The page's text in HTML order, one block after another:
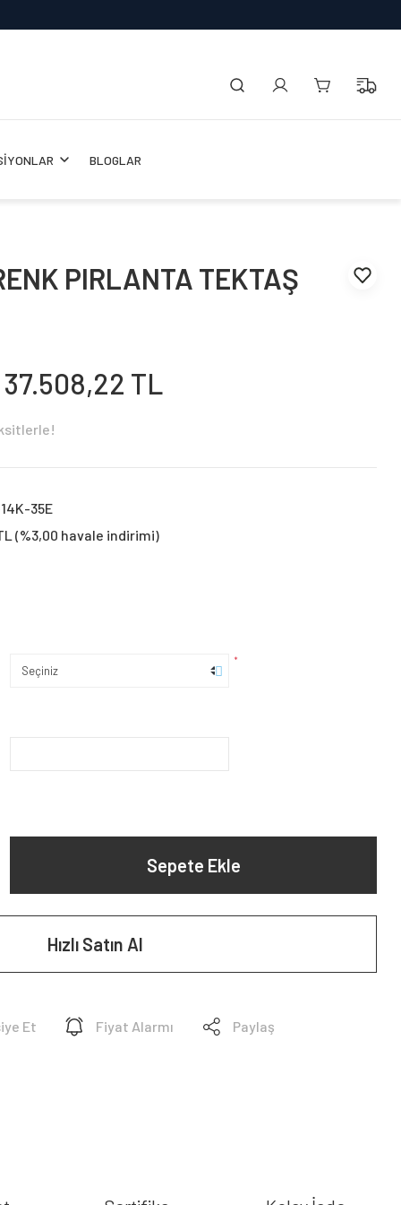
BLOGLAR
PIRLANTA TEKTAŞ
37.508,22 TL
35E
(%3,00 havale indirimi)
*
Sepete Ekle
Hızlı Satın Al
Et Fiyat Alarmı Paylaş